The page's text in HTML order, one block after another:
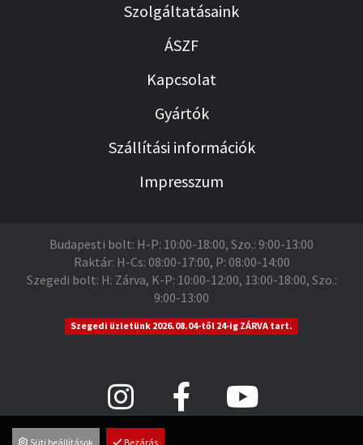
Szolgáltatásaink
ÁSZF
Kapcsolat
Gyártók
Szállítási információk
Impresszum
Budapesti bolt: H-P: 10:00-18:00, Szo.: 9:00-13:00
Raktár: H-Cs: 08:00-17:00, P: 08:00-14:00
Szegedi bolt: H: Zárva, K-P: 10:00-12:00, 13:00-18:00, Szo.:
9:00-13:00
Szegedi üzletünk 2026.08.04-től 24-ig ZÁRVA tart.
Süti beállítások Bezárás